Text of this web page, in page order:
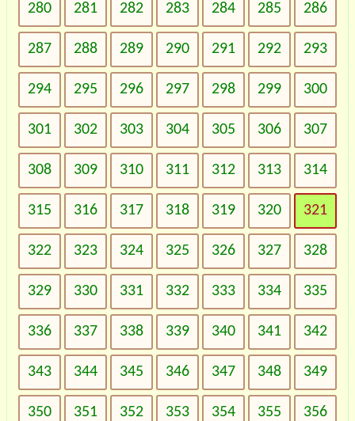
280 281 282 283 284 285 286
287 288 289 290 291 292 293
294 295 296 297 298 299 300
301 302 303 304 305 306 307
308 309 310 311 312 313 314
315 316 317 318 319 320 321
322 323 324 325 326 327 328
329 330 331 332 333 334 335
336 337 338 339 340 341 342
343 344 345 346 347 348 349
350 351 352 353 354 355 356